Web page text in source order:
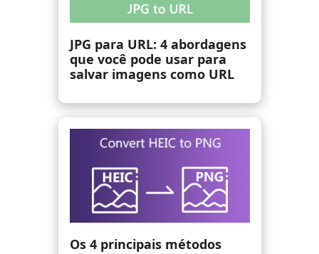
CR3 para JPG: Melhores
arquivos CR3 em JPG
Converta JPG em Texto:
facilidade e rapidez